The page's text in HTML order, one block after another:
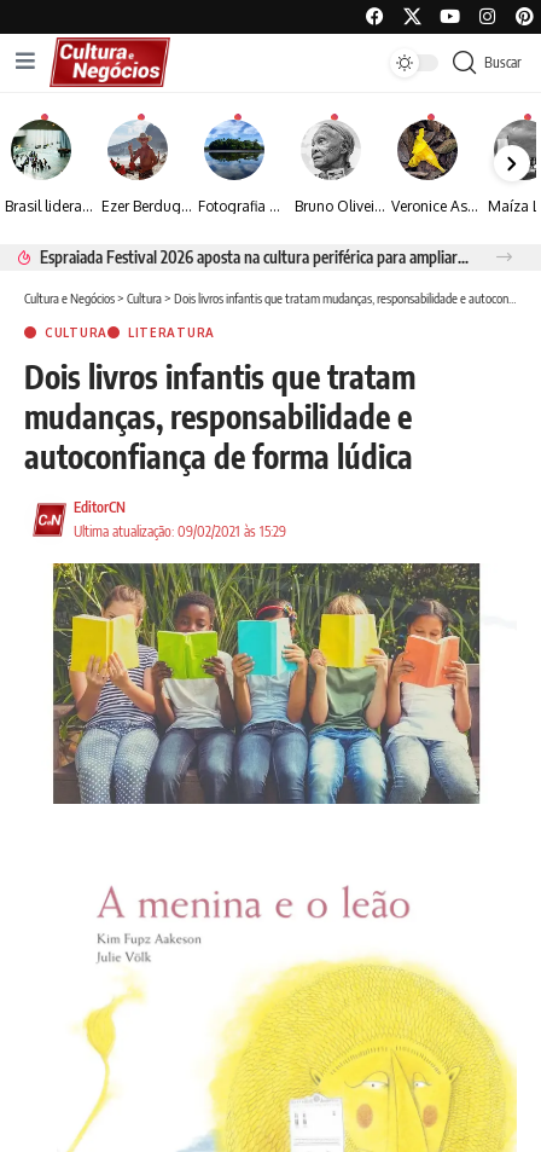
Buscar
Brasil lidera crescimento entre os 15 maiores mercados globais de viagens corporativas Ezer Berdugo transforma experiências multiculturais e memórias em narrativas visuais por meio da fotografia Fotografia de Fátima Carlini transforma paisagens naturais em experiências de contemplação Bruno Oliveira retrata o cotidiano urbano por meio da fotografia em preto e branco Veronice Assini Saes transforma a natureza em fotografias marcadas pela sensibilidade
Espraiada Festival 2026 aposta na cultura periférica para ampliar oportunidades na zona sul
Cultura e Negócios> Cultura> Dois livros infantis que tratam mudanças, responsabilidade e autoconfiança de forma lúdica
CULTURA LITERATURA
Dois livros infantis que tratam
mudanças, responsabilidade e
autoconfiança de forma lúdica
Ultima atualização: 09/02/2021 às 15:29
EditorCN